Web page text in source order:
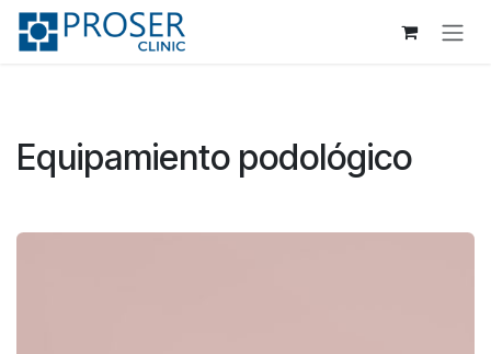
Ir al contenido
Equipamiento podológico